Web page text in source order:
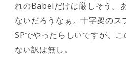
れのBabelだけは厳しそう。
ないだろうなぁ。十字架のス
SPでやったらしいですが、
ない訳は無し。